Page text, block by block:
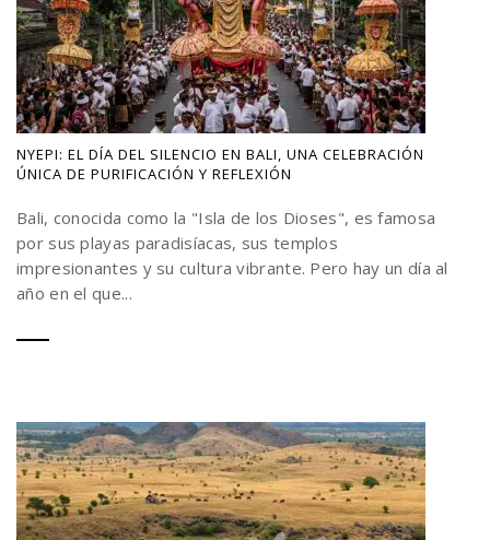
NYEPI: EL DÍA DEL SILENCIO EN BALI, UNA CELEBRACIÓN
ÚNICA DE PURIFICACIÓN Y REFLEXIÓN
Bali, conocida como la "Isla de los Dioses", es famosa
por sus playas paradisíacas, sus templos
impresionantes y su cultura vibrante. Pero hay un día al
año en el que...